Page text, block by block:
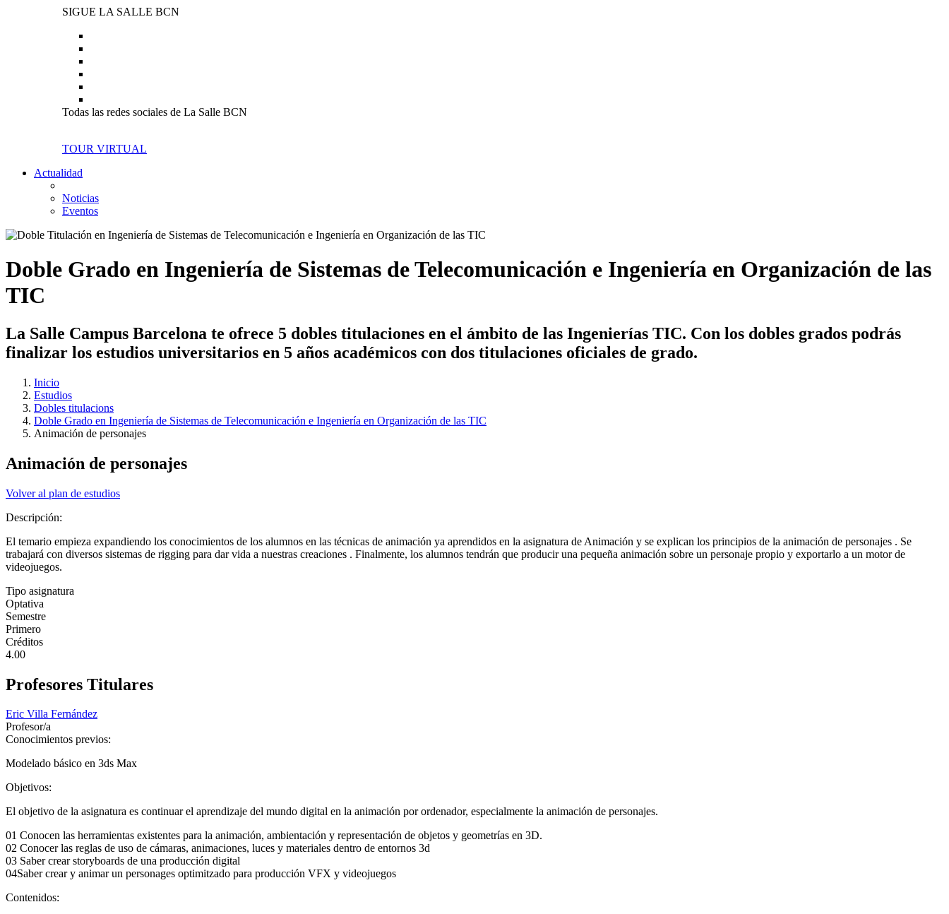
SIGUE LA SALLE BCN
Todas las redes sociales de La Salle BCN
TOUR VIRTUAL
Actualidad
Noticias
Eventos
Doble Grado en Ingeniería de Sistemas de Telecomunicación e Ingeniería en Organización de las
TIC
La Salle Campus Barcelona te ofrece 5 dobles titulaciones en el ámbito de las Ingenierías TIC. Con los dobles grados podrás
finalizar los estudios universitarios en 5 años académicos con dos titulaciones oficiales de grado.
Inicio
Estudios
Dobles titulacions
Doble Grado en Ingeniería de Sistemas de Telecomunicación e Ingeniería en Organización de las TIC
Animación de personajes
Animación de personajes
Volver al plan de estudios
Descripción:
El temario empieza expandiendo los conocimientos de los alumnos en las técnicas de animación ya aprendidos en la asignatura de Animación y se explican los principios de la animación de personajes . Se
trabajará con diversos sistemas de rigging para dar vida a nuestras creaciones . Finalmente, los alumnos tendrán que producir una pequeña animación sobre un personaje propio y exportarlo a un motor de
videojuegos.
Tipo asignatura
Optativa
Semestre
Primero
Créditos
4.00
Profesores Titulares
Eric Villa Fernández
Profesor/a
Conocimientos previos:
Modelado básico en 3ds Max
Objetivos:
El objetivo de la asignatura es continuar el aprendizaje del mundo digital en la animación por ordenador, especialmente la animación de personajes.
01 Conocen las herramientas existentes para la animación, ambientación y representación de objetos y geometrías en 3D.
02 Conocer las reglas de uso de cámaras, animaciones, luces y materiales dentro de entornos 3d
03 Saber crear storyboards de una producción digital
04Saber crear y animar un personages optimitzado para producción VFX y videojuegos
Contenidos: